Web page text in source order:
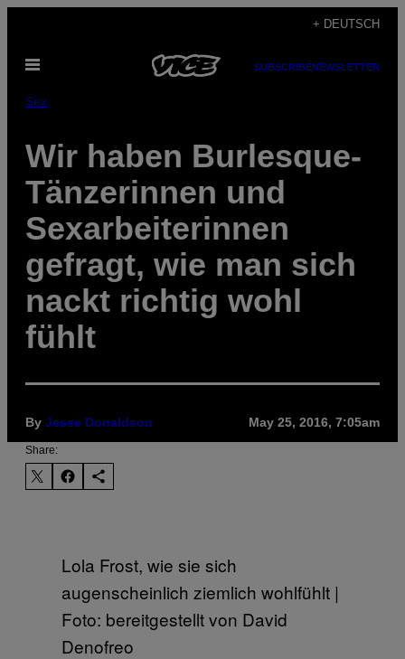
content
+ DEUTSCH
Open
SUBSCRIBENEWSLETTER
Sex
Wir haben Burlesque-
Tänzerinnen und
Sexarbeiterinnen
gefragt, wie man sich
nackt richtig wohl
fühlt
By Jesse Donaldson May 25, 2016, 7:05am
Share:
Lola Frost, wie sie sich
augenscheinlich ziemlich wohlfühlt |
Foto: bereitgestellt von David
Denofreo